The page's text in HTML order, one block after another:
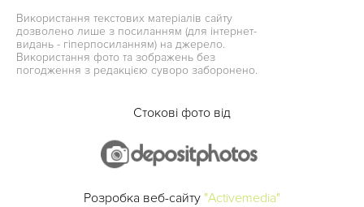
Використання текстових матеріалів сайту
дозволено лише з посиланням (для інтернет-
видань - гіперпосиланням) на джерело.
Використання фото та зображень без
погодження з редакцією суворо заборонено.
Стокові фото від
Розробка веб-сайту "Activemedia"